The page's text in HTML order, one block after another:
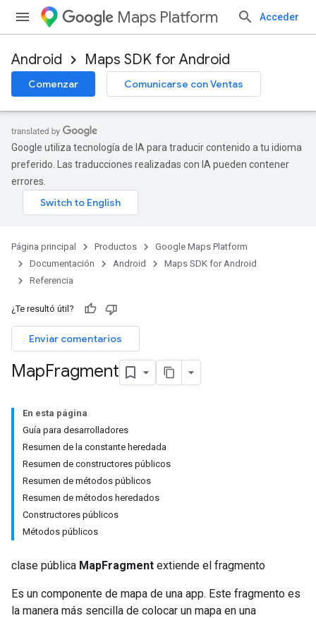
Maps Platform Acceder
Android Maps SDK for Android
Comenzar Comunicarse con Ventas
Google utiliza tecnología de IA para traducir contenido a tu idioma
preferido. Las traducciones realizadas con IA pueden contener
errores.
Página principal Productos
Google Maps Platform
Documentación
Android
Maps SDK for Android
Referencia
¿Te resultó útil?
Enviar comentarios
MapFragment
En esta página
Guía para desarrolladores
Resumen de la constante heredada
Resumen de constructores públicos
Resumen de métodos públicos
Resumen de métodos heredados
Constructores públicos
Métodos públicos
clase pública MapFragment extiende el fragmento
Es un componente de mapa de una app. Este fragmento es
la manera más sencilla de colocar un mapa en una